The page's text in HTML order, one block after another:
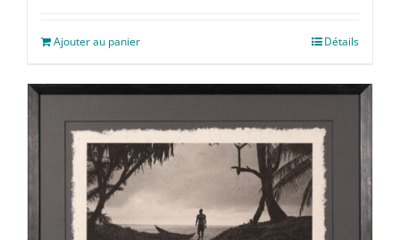
Ajouter au panier Détails